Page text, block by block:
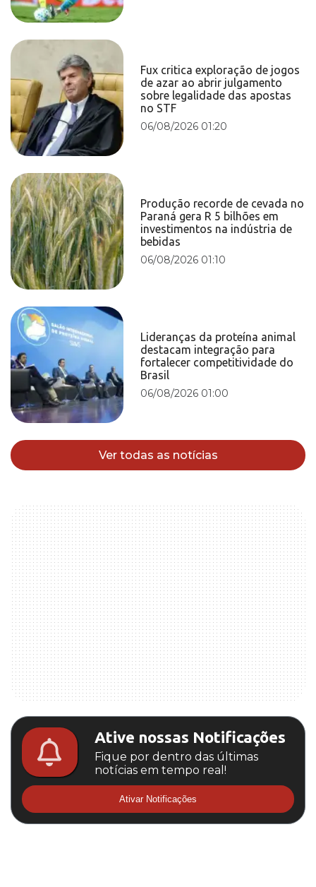
Fux critica exploração de jogos
de azar ao abrir julgamento
sobre legalidade das apostas
no STF
06/08/2026 01:20
Produção recorde de cevada no
Paraná gera R 5 bilhões em
investimentos na indústria de
bebidas
06/08/2026 01:10
Lideranças da proteína animal
destacam integração para
fortalecer competitividade do
Brasil
06/08/2026 01:00
Ver todas as notícias
Ative nossas Notificações
Fique por dentro das últimas
notícias em tempo real!
Ativar Notificações